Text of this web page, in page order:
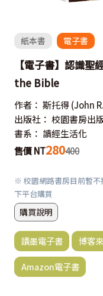
紙本書 電子書
【電子書】認識
the Bible
作者： 斯托得 (John
出版社： 校園書房出
書系： 讀經生活化
售價 NT280400
※ 校園網路書房目前暫不
下平台購買
購買說明
讀墨電子書 博客
Amazon電子書